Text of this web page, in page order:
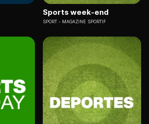
Sports week-end
SPORT MAGAZINE SPORTIF